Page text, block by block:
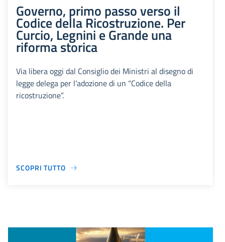
Governo, primo passo verso il
Codice della Ricostruzione. Per
Curcio, Legnini e Grande una
riforma storica
Via libera oggi dal Consiglio dei Ministri al disegno di
legge delega per l’adozione di un “Codice della
ricostruzione”.
SCOPRI TUTTO